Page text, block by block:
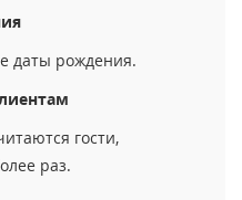
даты рождения.
гости,
раз.